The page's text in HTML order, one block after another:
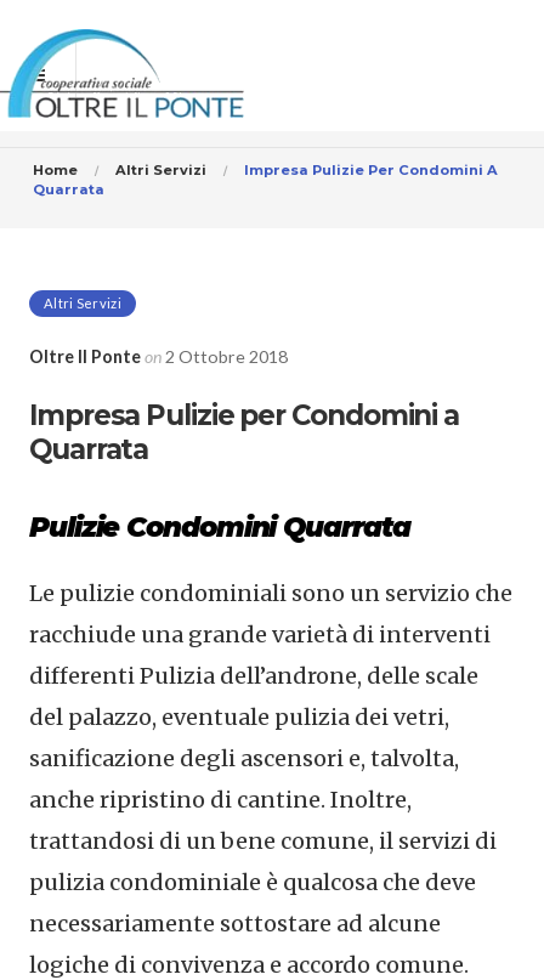
Home Altri Servizi
Impresa Pulizie Per Condomini A
Quarrata
Altri Servizi
Oltre Il Ponteon2 Ottobre 2018
Impresa Pulizie per Condomini a
Quarrata
Pulizie Condomini Quarrata
Le pulizie condominiali sono un servizio che
racchiude una grande varietà di interventi
differenti Pulizia dell’androne, delle scale
del palazzo, eventuale pulizia dei vetri,
sanificazione degli ascensori e, talvolta,
anche ripristino di cantine. Inoltre,
trattandosi di un bene comune, il servizi di
pulizia condominiale è qualcosa che deve
necessariamente sottostare ad alcune
logiche di convivenza e accordo comune.